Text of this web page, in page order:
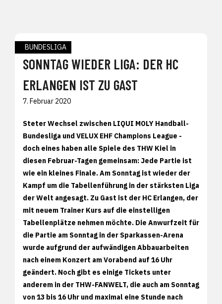
BUNDESLIGA
SONNTAG WIEDER LIGA: DER HC
ERLANGEN IST ZU GAST
7. Februar 2020
Steter Wechsel zwischen LIQUI MOLY Handball-
Bundesliga und VELUX EHF Champions League -
doch eines haben alle Spiele des THW Kiel in
diesen Februar-Tagen gemeinsam: Jede Partie ist
wie ein kleines Finale. Am Sonntag ist wieder der
Kampf um die Tabellenführung in der stärksten Liga
der Welt angesagt. Zu Gast ist der HC Erlangen, der
mit neuem Trainer Kurs auf die einstelligen
Tabellenplätze nehmen möchte. Die Anwurfzeit für
die Partie am Sonntag in der Sparkassen-Arena
wurde aufgrund der aufwändigen Abbauarbeiten
nach einem Konzert am Vorabend auf 16 Uhr
geändert. Noch gibt es einige Tickets unter
anderem in der THW-FANWELT, die auch am Sonntag
von 13 bis 16 Uhr und maximal eine Stunde nach